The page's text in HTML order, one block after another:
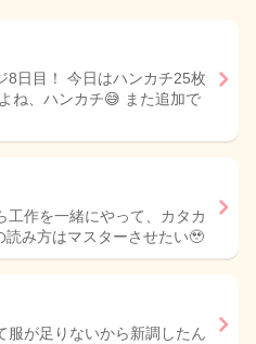
8日目！ 今日はハンカチ25枚
ね、ハンカチ😅 また追加で
工作を一緒にやって、カタカ
読み方はマスターさせたい🥹
服が足りないから新調したん